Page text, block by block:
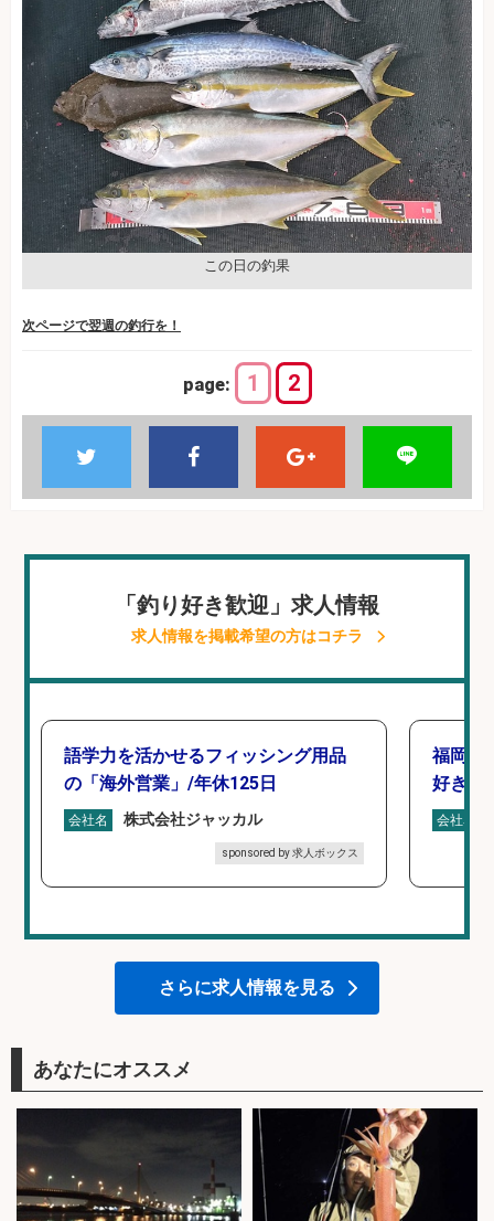
この日の釣果
次ページで翌週の釣行を！
page: 1 2
「釣り好き歓迎」求人情報
求人情報を掲載希望の方はコチラ
語学力を活かせるフィッシング用品
の「海外営業」/年休125日
会社名 株式会社ジャッカル
sponsored by 求人ボックス
福岡/
好き歓
会社名
さらに求人情報を見る
あなたにオススメ